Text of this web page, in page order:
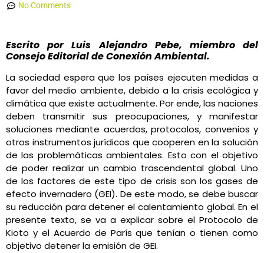
No Comments
Escrito por Luis Alejandro Pebe, miembro del
Consejo Editorial de Conexión Ambiental.
La sociedad espera que los países ejecuten medidas a
favor del medio ambiente, debido a la crisis ecológica y
climática que existe actualmente. Por ende, las naciones
deben transmitir sus preocupaciones, y manifestar
soluciones mediante acuerdos, protocolos, convenios y
otros instrumentos jurídicos que cooperen en la solución
de las problemáticas ambientales. Esto con el objetivo
de poder realizar un cambio trascendental global. Uno
de los factores de este tipo de crisis son los gases de
efecto invernadero (GEI). De este modo, se debe buscar
su reducción para detener el calentamiento global. En el
presente texto, se va a explicar sobre el Protocolo de
Kioto y el Acuerdo de París que tenían o tienen como
objetivo detener la emisión de GEI.